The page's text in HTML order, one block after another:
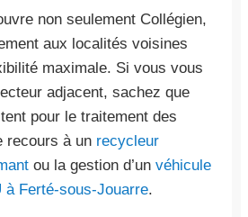
non seulement Collégien,
aux localités voisines
maximale. Si vous vous
adjacent, sachez que
pour le traitement des
recours à un recycleur
ou la gestion d’un véhicule
à Ferté-sous-Jouarre.